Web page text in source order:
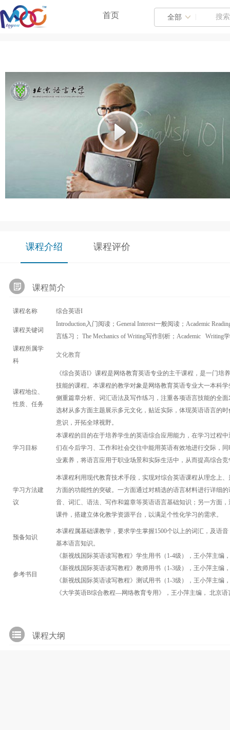
首页 全部
课程介绍 课程评价
课程简介
课程名称 综合英语I
课程关键词
Introduction入门阅读；General Interest一般阅读；Academic
言练习； The Mechanics of Writing写作剖析；Academic Writing
课程所属学
科
文化教育
课程地位、
性质、任务
《综合英语I》课程是 网络教育英语专业的主干课程 ，是一门培
技能的课程。本课程的教学对象是 网络教育英语专业大一本科
侧重篇章分析、词汇语法及写作练习，注重各项语言技能的全
选材从多方面主题展示多元文化，贴近实际，体现英语语言的
意识，开拓全球视野。
学习目标
本课程的目的在于培养学生的英语综合应用能力，在学习过程
们在今后学习、工作和社会交往中能用英语有效地进行交际，
业素养，将语言应用于职业场景和实际生活中，从而提高综合竞
学习方法建
议
本课程利用现代教育技术手段，实现对综合英语课程从理念上
方面的功能性的突破。一方面通过对精选的语言材料进行详细
音、词汇、语法、写作和篇章等英语语言基础知识；另一方面
课件，搭建立体化教学资源平台，以满足个性化学习的需求。
预备知识
本课程属基础课教学，要求学生掌握1500个以上的词汇，及语
基本语言知识。
参考书目
《新视线国际英语读写教程》学生用书（1-4级），王小萍主编
《新视线国际英语读写教程》教师用书（1-3级），王小萍主编
《新视线国际英语读写教程》测试用书（1-3级），王小萍主编
《大学英语B综合教程—网络教育专用》，王小萍主编， 北京语
课程大纲